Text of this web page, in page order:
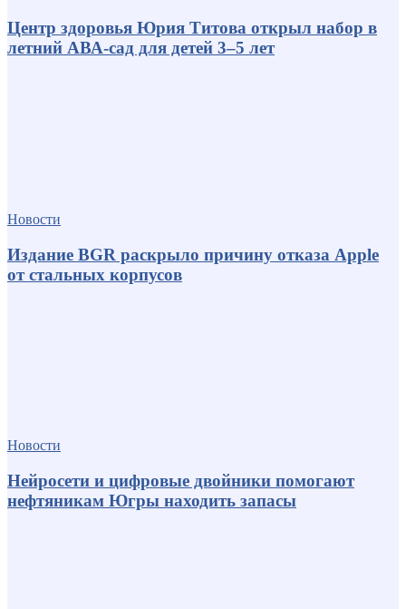
Центр здоровья Юрия Титова открыл набор в
летний АВА-сад для детей 3–5 лет
Новости
Издание BGR раскрыло причину отказа Apple
от стальных корпусов
Новости
Нейросети и цифровые двойники помогают
нефтяникам Югры находить запасы